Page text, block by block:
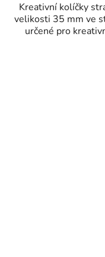
Kreativní kolíčky
velikosti 35 mm ve
určené pro